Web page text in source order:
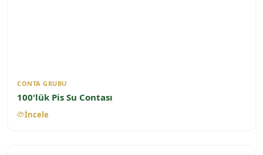
CONTA GRUBU
100'lük Pis Su Contası
İncele